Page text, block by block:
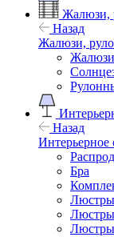
Жалюзи,
Назад
Жалюзи,
Жалюзи
Назад
Интерьерное
Бра
Люстры
Люстры